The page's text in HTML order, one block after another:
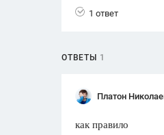
1 ответ
ОТВЕТЫ 1
Платон
как правило